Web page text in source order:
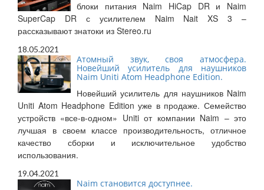
блоки питания Naim HiCap DR и Naim
SuperCap DR с усилителем Naim Nait XS 3 –
рассказывают знатоки из Stereo.ru
18.05.2021
Атомный звук, своя атмосфера.
Новейший усилитель для наушников
Naim Uniti Atom Headphone Edition.
Новейший усилитель для наушников Naim
Uniti Atom Headphone Edition уже в продаже. Семейство
устройств «все-в-одном» Uniti от компании Naim – это
лучшая в своем классе производительность, отличное
качество сборки и исключительное удобство
использования.
19.04.2021
Naim становится доступнее.